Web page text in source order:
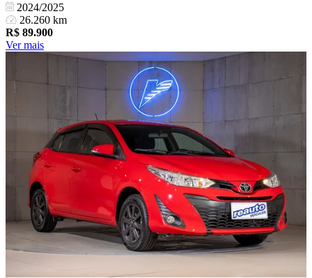
2024/2025
26.260 km
R$ 89.900
Ver mais